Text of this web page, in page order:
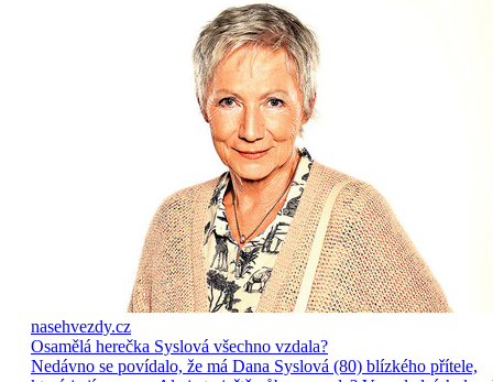
nasehvezdy.cz
Osamělá herečka Syslová všechno vzdala?
Nedávno se povídalo, že má Dana Syslová (80) blízkého přítele,